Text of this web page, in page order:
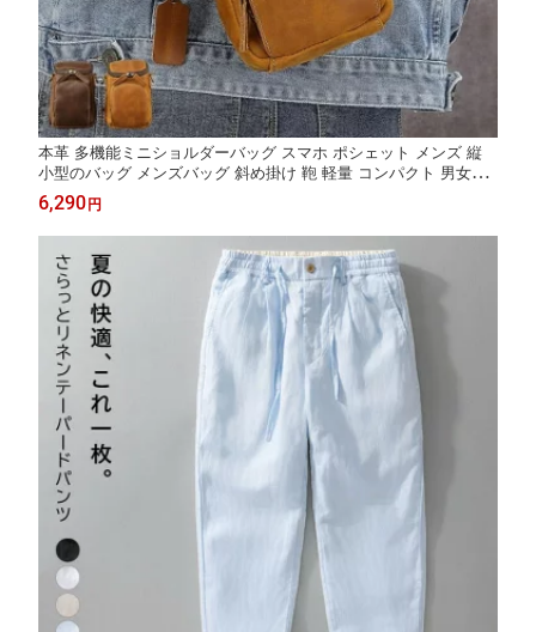
本革 多機能ミニショルダーバッグ スマホ ポシェット メンズ 縦
小型のバッグ メンズバッグ 斜め掛け 鞄 軽量 コンパクト 男女兼
用 ショルダー バッグ 携帯 ポーチ レザー 革 ミニバッグ 男性 30
代 40代 50代 60代 斜めがけ バッグ プレゼント ギフト 誕生日
6,290 円